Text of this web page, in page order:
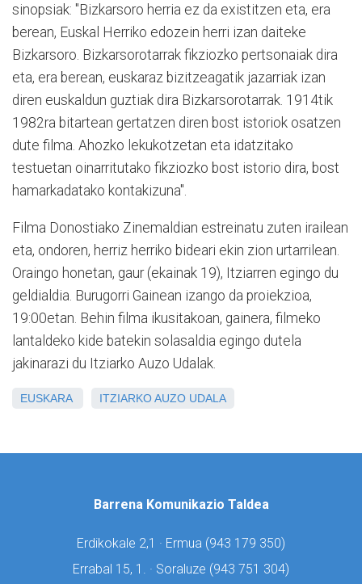
sinopsiak: "Bizkarsoro herria ez da existitzen eta, era
berean, Euskal Herriko edozein herri izan daiteke
Bizkarsoro. Bizkarsorotarrak fikziozko pertsonaiak dira
eta, era berean, euskaraz bizitzeagatik jazarriak izan
diren euskaldun guztiak dira Bizkarsorotarrak. 1914tik
1982ra bitartean gertatzen diren bost istoriok osatzen
dute filma. Ahozko lekukotzetan eta idatzitako
testuetan oinarritutako fikziozko bost istorio dira, bost
hamarkadatako kontakizuna".
Filma Donostiako Zinemaldian estreinatu zuten irailean
eta, ondoren, herriz herriko bideari ekin zion urtarrilean.
Oraingo honetan, gaur (ekainak 19), Itziarren egingo du
geldialdia. Burugorri Gainean izango da proiekzioa,
19:00etan. Behin filma ikusitakoan, gainera, filmeko
lantaldeko kide batekin solasaldia egingo dutela
jakinarazi du Itziarko Auzo Udalak.
EUSKARA ITZIARKO AUZO UDALA
Barrena Komunikazio Taldea
Erdikokale 2,1 · Ermua (943 179 350)
Errabal 15, 1. · Soraluze (943 751 304)